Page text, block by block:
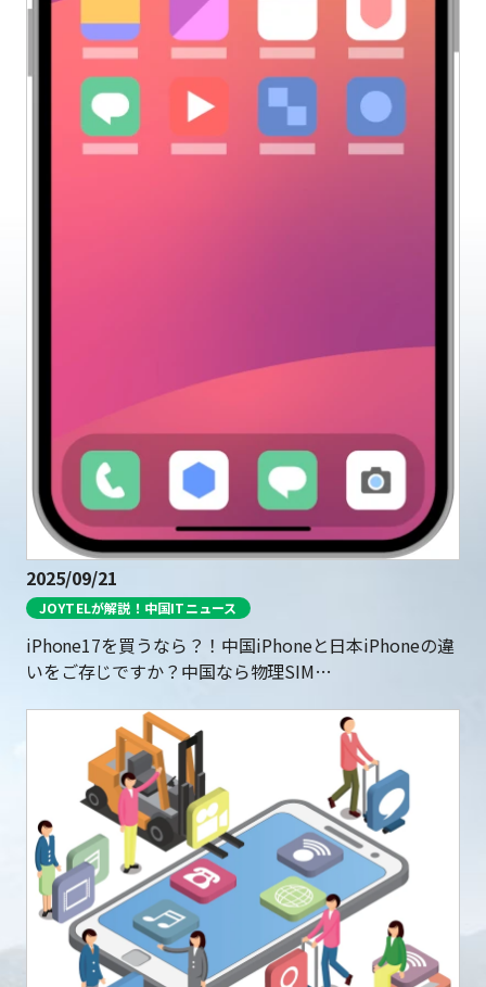
2025/09/21
JOYTELが解説！中国ITニュース
iPhone17を買うなら？！中国iPhoneと日本iPhoneの違
いをご存じですか？中国なら物理SIM…